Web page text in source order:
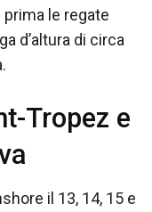
le regate
d’altura di circa
Tropez e
il 13, 14, 15 e